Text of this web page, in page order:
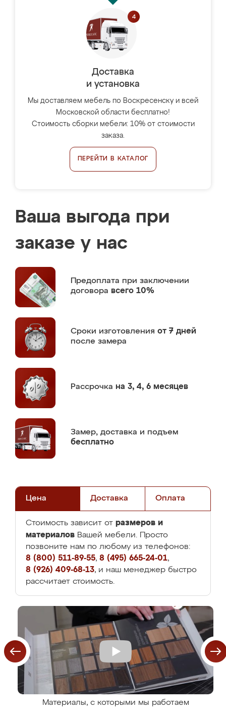
Доставка
и установка
Мы доставляем мебель по Воскресенску и всей
Московской области бесплатно!
Стоимость сборки мебели: 10% от стоимости
заказа.
ПЕРЕЙТИ В КАТАЛОГ
Ваша выгода при
заказе у нас
Предоплата при заключении
договора всего 10%
Сроки изготовления от 7 дней
после замера
Рассрочка на 3, 4, 6 месяцев
Замер, доставка и подъем
бесплатно
Цена Доставка Оплата
Стоимость зависит от размеров и
материалов Вашей мебели. Просто
позвоните нам по любому из телефонов:
8 (800) 511-89-55, 8 (495) 665-24-01,
8 (926) 409-68-13, и наш менеджер быстро
рассчитает стоимость.
Материалы, с которыми мы работаем